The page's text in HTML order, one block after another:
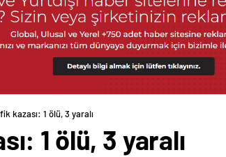
kazası: 1 ölü, 3 yaralı
1 ölü, 3 yaralı